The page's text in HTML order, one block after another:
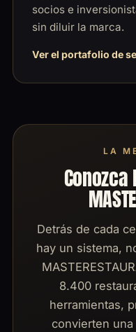
socios e
sin diluir la marca.
Ver el portafolio de
LA
Detrás de cada
hay un sistema,
8.400
herramientas,
convierten